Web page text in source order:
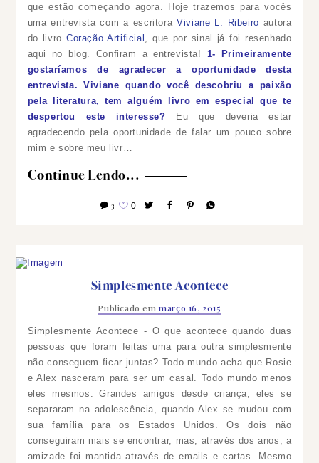
que estão começando agora. Hoje trazemos para vocês
uma entrevista com a escritoraViviane L. Ribeiro autora
do livro Coração Artificial , que por sinal já foi resenhado
aqui no blog. Confiram a entrevista!
1- Primeiramente
gostaríamos de agradecer a oportunidade desta
entrevista.Viviane quando você descobriu a paixão
pela literatura, tem alguém livro em especial que te
despertou este interesse?
Eu que deveria estar
agradecendo pela oportunidade de falar um pouco sobre
mim e sobre meu livr…
Continue Lendo...
3 0
Simplesmente Acontece
Publicado emmarço 16, 2015
Simplesmente Acontece - O que acontece quando duas
pessoas que foram feitas uma para outra simplesmente
não conseguem ficar juntas? Todo mundo acha que Rosie
e Alex nasceram para ser um casal. Todo mundo menos
eles mesmos. Grandes amigos desde criança, eles se
separaram na adolescência, quando Alex se mudou com
sua família para os Estados Unidos. Os dois não
conseguiram mais se encontrar, mas, através dos anos, a
amizade foi mantida através de emails e cartas. Mesmo